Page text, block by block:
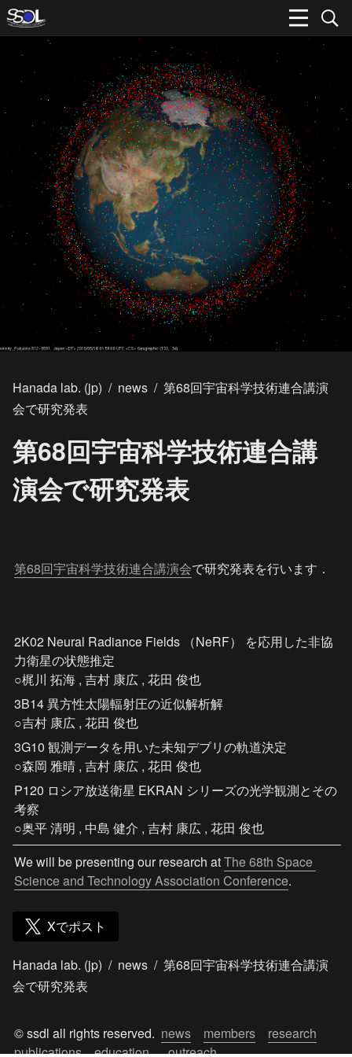
Hanada lab. (jp) / news / 第68回宇宙科学技術連合講演
会で研究発表
第68回宇宙科学技術連合講
演会で研究発表
第68回宇宙科学技術連合講演会で研究発表を行います．
2K02 Neural Radiance Fields （NeRF） を応用した非協
力衛星の状態推定
○梶川 拓海 , 吉村 康広 , 花田 俊也
3B14 異方性太陽輻射圧の近似解析解
○吉村 康広 , 花田 俊也
3G10 観測データを用いた未知デブリの軌道決定
○森岡 雅晴 , 吉村 康広 , 花田 俊也
P120 ロシア放送衛星 EKRAN シリーズの光学観測とその
考察
○奥平 清明 , 中島 健介 , 吉村 康広 , 花田 俊也
We will be presenting our research at The 68th Space
Science and Technology Association Conference.
Xでポスト
Hanada lab. (jp) / news / 第68回宇宙科学技術連合講演
会で研究発表
© ssdl all rights reserved. news members
research
publications
education outreach